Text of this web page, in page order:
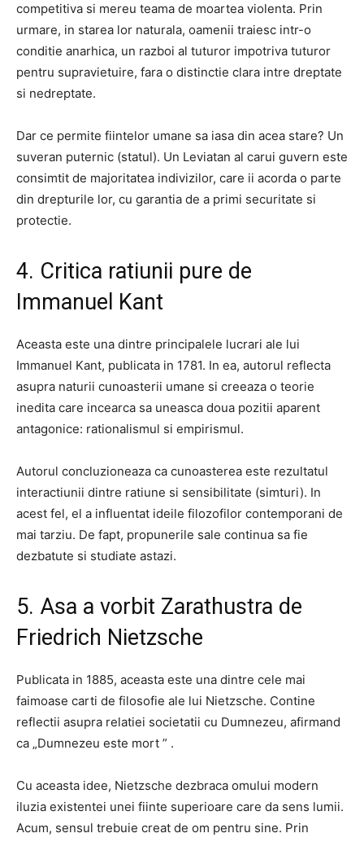
competitiva si mereu teama de moartea violenta. Prin
urmare, in starea lor naturala, oamenii traiesc intr-o
conditie anarhica, un razboi al tuturor impotriva tuturor
pentru supravietuire, fara o distinctie clara intre dreptate
si nedreptate.
Dar ce permite fiintelor umane sa iasa din acea stare? Un
suveran puternic (statul). Un Leviatan al carui guvern este
consimtit de majoritatea indivizilor, care ii acorda o parte
din drepturile lor, cu garantia de a primi securitate si
protectie.
4. Critica ratiunii pure de
Immanuel Kant
Aceasta este una dintre principalele lucrari ale lui
Immanuel Kant, publicata in 1781. In ea, autorul reflecta
asupra naturii cunoasterii umane si creeaza o teorie
inedita care incearca sa uneasca doua pozitii aparent
antagonice: rationalismul si empirismul.
Autorul concluzioneaza ca cunoasterea este rezultatul
interactiunii dintre ratiune si sensibilitate (simturi). In
acest fel, el a influentat ideile filozofilor contemporani de
mai tarziu. De fapt, propunerile sale continua sa fie
dezbatute si studiate astazi.
5. Asa a vorbit Zarathustra de
Friedrich Nietzsche
Publicata in 1885, aceasta este una dintre cele mai
faimoase carti de filosofie ale lui Nietzsche. Contine
reflectii asupra relatiei societatii cu Dumnezeu, afirmand
ca „Dumnezeu este mort ” .
Cu aceasta idee, Nietzsche dezbraca omului modern
iluzia existentei unei fiinte superioare care da sens lumii.
Acum, sensul trebuie creat de om pentru sine. Prin